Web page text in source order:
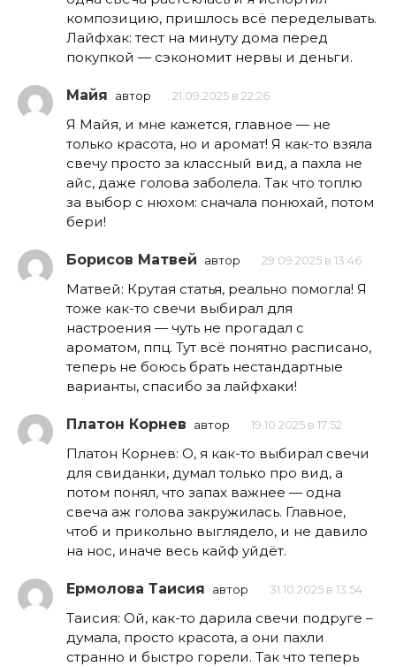
композицию, пришлось всё переделывать.
Лайфхак: тест на минуту дома перед
покупкой — сэкономит нервы и деньги.
Майя автор 21.09.2025 в 22:26
Я Майя, и мне кажется, главное — не
только красота, но и аромат! Я как-то взяла
свечу просто за классный вид, а пахла не
айс, даже голова заболела. Так что топлю
за выбор с нюхом: сначала понюхай, потом
бери!
Борисов Матвей автор 29.09.2025 в 13:46
Матвей: Крутая статья, реально помогла! Я
тоже как-то свечи выбирал для
настроения — чуть не прогадал с
ароматом, ппц. Тут всё понятно расписано,
теперь не боюсь брать нестандартные
варианты, спасибо за лайфхаки!
Платон Корнев автор 19.10.2025 в 17:52
Платон Корнев: О, я как-то выбирал свечи
для свиданки, думал только про вид, а
потом понял, что запах важнее — одна
свеча аж голова закружилась. Главное,
чтоб и прикольно выглядело, и не давило
на нос, иначе весь кайф уйдёт.
Ермолова Таисия автор 31.10.2025 в 13:54
Таисия: Ой, как-то дарила свечи подруге –
думала, просто красота, а они пахли
странно и быстро горели. Так что теперь